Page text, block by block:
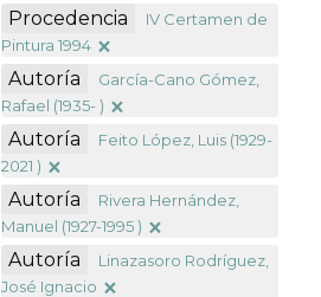
Procedencia
IV Certamen de
Pintura 1994
Autoría
García-Cano Gómez,
Rafael (1935- )
Autoría
Feito López, Luis (1929-
2021 )
Autoría
Rivera Hernández,
Manuel (1927-1995 )
Autoría
Linazasoro Rodríguez,
José Ignacio